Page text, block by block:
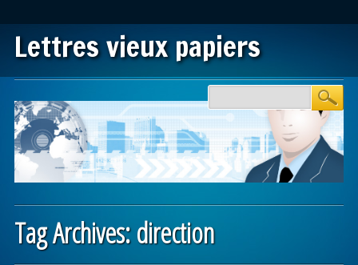
Lettres vieux papiers
Main menu
Tag Archives:direction